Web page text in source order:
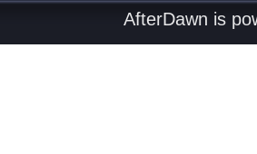
AfterDawn is